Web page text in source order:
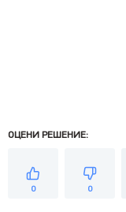
ОЦЕНИ РЕШЕНИЕ:
0 0